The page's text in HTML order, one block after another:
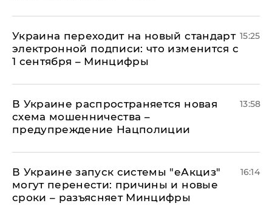
Украина переходит на новый стандарт
электронной подписи: что изменится с
1 сентября – Минцифры
15:25
В Украине распространяется новая
схема мошенничества –
предупреждение Нацполиции
13:58
В Украине запуск системы "еАкциз"
могут перенести: причины и новые
сроки – разъясняет Минцифры
16:14